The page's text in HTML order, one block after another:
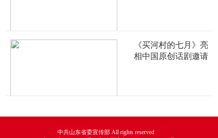
《买河村的七月》亮
相中国原创话剧邀请
中共山东省委宣传部 All rights reserved